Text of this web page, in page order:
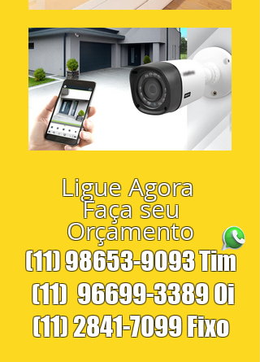
Ligue Agora
Faça seu
Orçamento
(11) 98653-9093Tim
(11) 96699-3389Oi
(11) 2841-7099Fixo